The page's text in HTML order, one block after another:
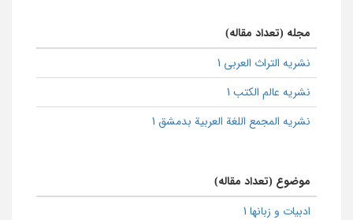
مجله (تعداد مقاله)
نشریه التراث العربی 1
نشریه عالم الکتب 1
نشریه المجمع اللغة العربیة بدمشق 1
موضوع (تعداد مقاله)
ادبیات و زبانها 1